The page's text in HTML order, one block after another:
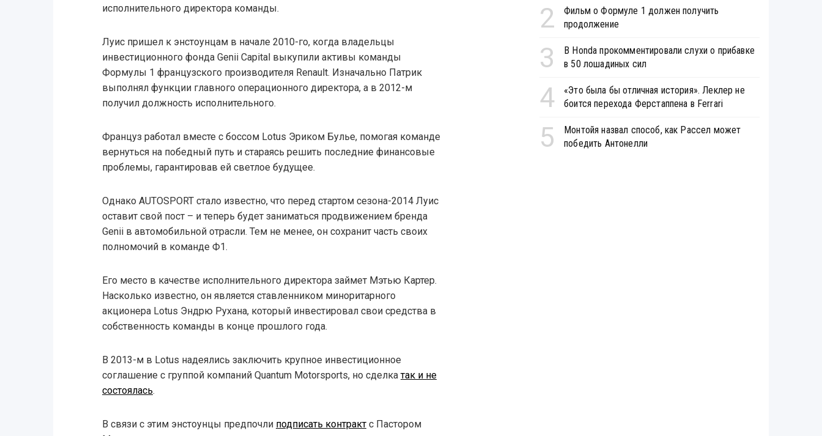
исполнительного директора команды.
Луис пришел к энстоунцам в начале 2010-го, когда владельцы
инвестиционного фонда Genii Capital выкупили активы команды
Формулы 1 французского производителя Renault. Изначально Патрик
выполнял функции главного операционного директора, а в 2012-м
получил должность исполнительного.
Француз работал вместе с боссом Lotus Эриком Булье, помогая команде
вернуться на победный путь и стараясь решить последние финансовые
проблемы, гарантировав ей светлое будущее.
Однако AUTOSPORT стало известно, что перед стартом сезона-2014 Луис
оставит свой пост – и теперь будет заниматься продвижением бренда
Genii в автомобильной отрасли. Тем не менее, он сохранит часть своих
полномочий в команде Ф1.
Его место в качестве исполнительного директора займет Мэтью Картер.
Насколько известно, он является ставленником миноритарного
акционера Lotus Эндрю Рухана, который инвестировал свои средства в
собственность команды в конце прошлого года.
В 2013-м в Lotus надеялись заключить крупное инвестиционное
соглашение с группой компаний Quantum Motorsports, но сделкатак и не
состоялась.
В связи с этим энстоунцы предпочли подписать контрактс Пастором
2
Фильм о Формуле 1 должен получить
продолжение
3
В Honda прокомментировали слухи о прибавке
в 50 лошадиных сил
4
«Это была бы отличная история». Леклер не
боится перехода Ферстаппена в Ferrari
5
Монтойя назвал способ, как Рассел может
победить Антонелли